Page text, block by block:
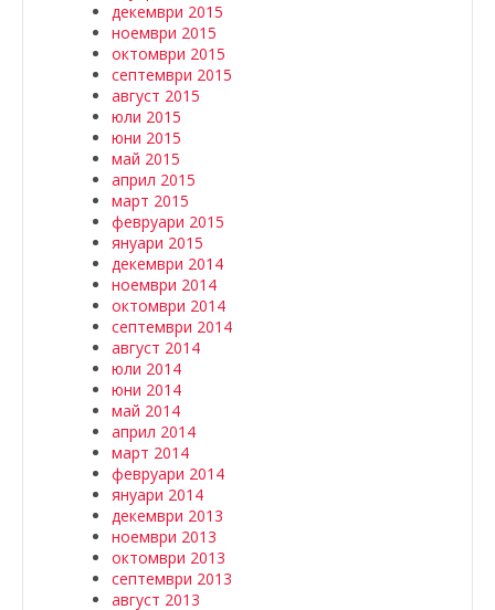
декември 2015
ноември 2015
октомври 2015
септември 2015
август 2015
юли 2015
юни 2015
май 2015
април 2015
март 2015
февруари 2015
януари 2015
декември 2014
ноември 2014
октомври 2014
септември 2014
август 2014
юли 2014
юни 2014
май 2014
април 2014
март 2014
февруари 2014
януари 2014
декември 2013
ноември 2013
октомври 2013
септември 2013
август 2013